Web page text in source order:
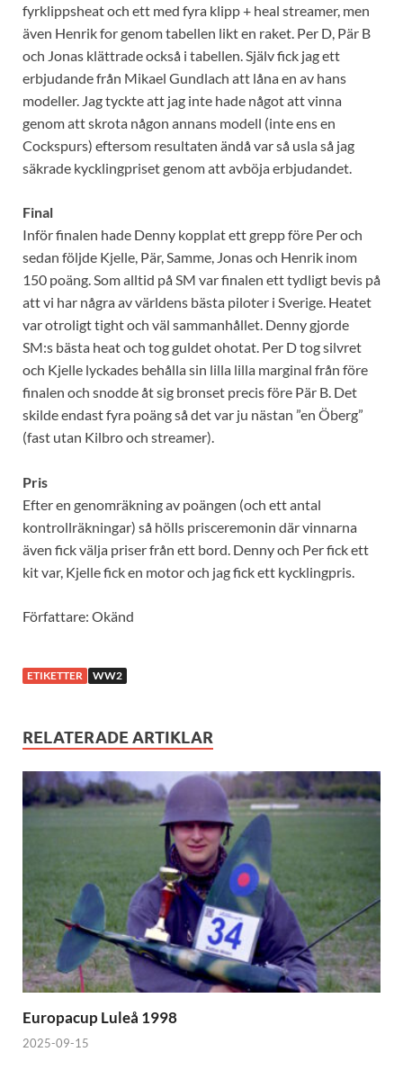
fyrklippsheat och ett med fyra klipp + heal streamer, men
även Henrik for genom tabellen likt en raket. Per D, Pär B
och Jonas klättrade också i tabellen. Själv fick jag ett
erbjudande från Mikael Gundlach att låna en av hans
modeller. Jag tyckte att jag inte hade något att vinna
genom att skrota någon annans modell (inte ens en
Cockspurs) eftersom resultaten ändå var så usla så jag
säkrade kycklingpriset genom att avböja erbjudandet.
Final
Inför finalen hade Denny kopplat ett grepp före Per och
sedan följde Kjelle, Pär, Samme, Jonas och Henrik inom
150 poäng. Som alltid på SM var finalen ett tydligt bevis på
att vi har några av världens bästa piloter i Sverige. Heatet
var otroligt tight och väl sammanhållet. Denny gjorde
SM:s bästa heat och tog guldet ohotat. Per D tog silvret
och Kjelle lyckades behålla sin lilla lilla marginal från före
finalen och snodde åt sig bronset precis före Pär B. Det
skilde endast fyra poäng så det var ju nästan ”en Öberg”
(fast utan Kilbro och streamer).
Pris
Efter en genomräkning av poängen (och ett antal
kontrollräkningar) så hölls prisceremonin där vinnarna
även fick välja priser från ett bord. Denny och Per fick ett
kit var, Kjelle fick en motor och jag fick ett kycklingpris.
Författare: Okänd
ETIKETTER WW2
RELATERADE ARTIKLAR
Europacup Luleå 1998
2025-09-15